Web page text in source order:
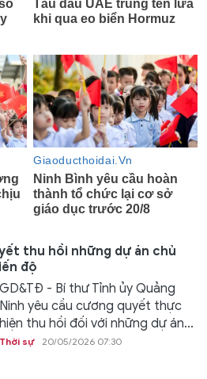
thu hồi những dự án chủ
độ
GD&TĐ - Bí thư Tỉnh ủy Quảng
Ninh yêu cầu cương quyết thực
hiện thu hồi đối với những dự án...
Thời sự 20/05/2026 07:30